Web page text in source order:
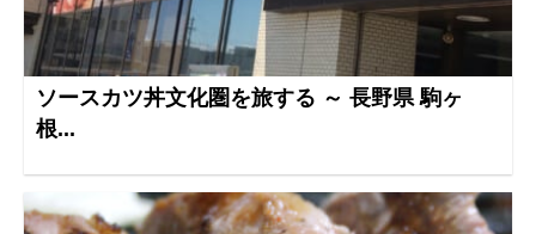
ソースカツ丼文化圏を旅する ～ 長野県 駒ヶ
根...